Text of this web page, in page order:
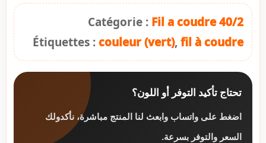
Catégorie : Fil a coudre 40/2
Étiquettes :couleur (vert), fil à coudre
تحتاج تأكيد التوفر أو اللون؟
اضغط على واتساب وابعث لنا المنتج مباشرة، نأكدولك
السعر والتوفر بسرعة.